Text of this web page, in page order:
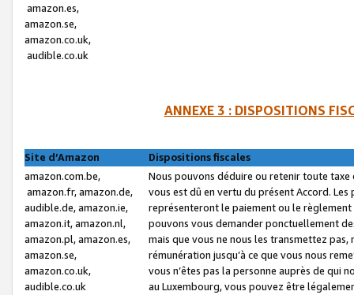
amazon.es,
amazon.se,
amazon.co.uk,
audible.co.uk
ANNEXE 3 : DISPOSITIONS
Site d’Amazon
Dispositions fiscales
amazon.com.be,
amazon.fr, amazon.de,
audible.de, amazon.ie,
amazon.it, amazon.nl,
amazon.pl, amazon.es,
amazon.se,
amazon.co.uk,
audible.co.uk
Nous pouvons déduire ou retenir toute
vous est dû en vertu du présent Accord.
représenteront le paiement ou le
pouvons vous demander ponctuellement
mais que vous ne nous les transmettez
rémunération jusqu’à ce que vous nous
vous n’êtes pas la personne auprès de qui
au Luxembourg, vous pouvez être